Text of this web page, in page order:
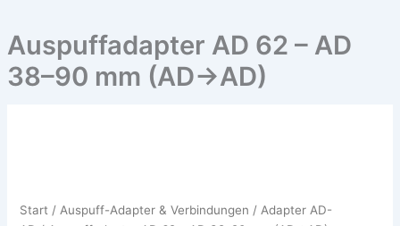
Auspuffadapter AD 62 – AD
38–90 mm (AD→AD)
Start / Auspuff-Adapter & Verbindungen / Adapter AD-
AD